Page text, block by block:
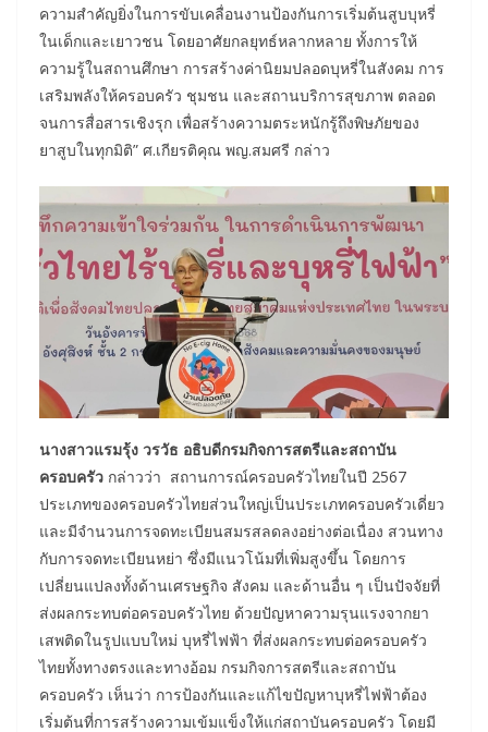
ความสำคัญยิ่งในการขับเคลื่อนงานป้องกันการเริ่มต้นสูบบุหรี่
ในเด็กและเยาวชน โดยอาศัยกลยุทธ์หลากหลาย ทั้งการให้
ความรู้ในสถานศึกษา การสร้างค่านิยมปลอดบุหรี่ในสังคม การ
เสริมพลังให้ครอบครัว ชุมชน และสถานบริการสุขภาพ ตลอด
จนการสื่อสารเชิงรุก เพื่อสร้างความตระหนักรู้ถึงพิษภัยของ
ยาสูบในทุกมิติ” ศ.เกียรติคุณ พญ.สมศรี กล่าว
นางสาวแรมรุ้ง วรวัธ อธิบดีกรมกิจการสตรีและสถาบัน
ครอบครัว กล่าวว่า สถานการณ์ครอบครัวไทยในปี 2567
ประเภทของครอบครัวไทยส่วนใหญ่เป็นประเภทครอบครัวเดี่ยว
และมีจำนวนการจดทะเบียนสมรสลดลงอย่างต่อเนื่อง สวนทาง
กับการจดทะเบียนหย่า ซึ่งมีแนวโน้มที่เพิ่มสูงขึ้น โดยการ
เปลี่ยนแปลงทั้งด้านเศรษฐกิจ สังคม และด้านอื่น ๆ เป็นปัจจัยที่
ส่งผลกระทบต่อครอบครัวไทย ด้วยปัญหาความรุนแรงจากยา
เสพติดในรูปแบบใหม่ บุหรี่ไฟฟ้า ที่ส่งผลกระทบต่อครอบครัว
ไทยทั้งทางตรงและทางอ้อม กรมกิจการสตรีและสถาบัน
ครอบครัว เห็นว่า การป้องกันและแก้ไขปัญหาบุหรี่ไฟฟ้าต้อง
เริ่มต้นที่การสร้างความเข้มแข็งให้แก่สถาบันครอบครัว โดยมี